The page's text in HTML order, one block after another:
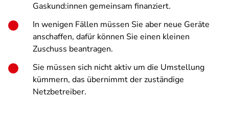
Gaskund:innen gemeinsam finanziert.
In wenigen Fällen müssen Sie aber neue Geräte
anschaffen, dafür können Sie einen kleinen
Zuschuss beantragen.
Sie müssen sich nicht aktiv um die Umstellung
kümmern, das übernimmt der zuständige
Netzbetreiber.